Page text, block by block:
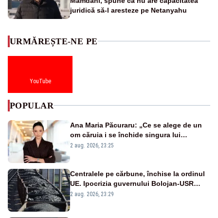
juridică să-l aresteze pe Netanyahu
URMĂREȘTE-NE PE
YouTube
POPULAR
Ana Maria Păcuraru: „Ce se alege de un
om căruia i se închide singura lui
portiță?”
2 aug. 2026, 23:25
Centralele pe cărbune, închise la ordinul
UE. Ipocrizia guvernului Bolojan-USR
după starea de alertă
2 aug. 2026, 23:29